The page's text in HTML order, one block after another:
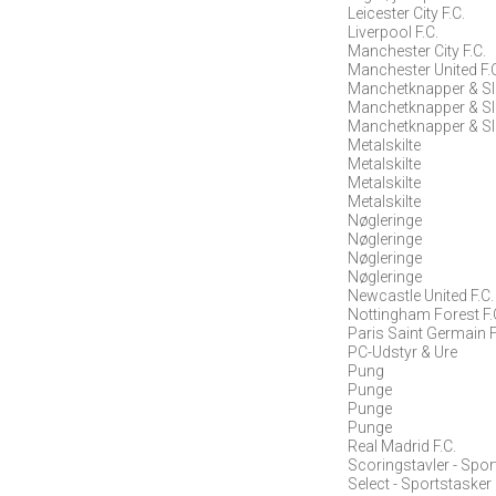
Leicester City F.C.
Liverpool F.C.
Manchester City F.C.
Manchester United
Manchetknapper &
Manchetknapper &
Manchetknapper &
Metalskilte
Metalskilte
Metalskilte
Metalskilte
Nøgleringe
Nøgleringe
Nøgleringe
Nøgleringe
Newcastle United F.C.
Nottingham Forest
Paris Saint Germain
PC-Udstyr & Ure
Pung
Punge
Punge
Punge
Real Madrid F.C.
Scoringstavler -
Select - Sportstasker